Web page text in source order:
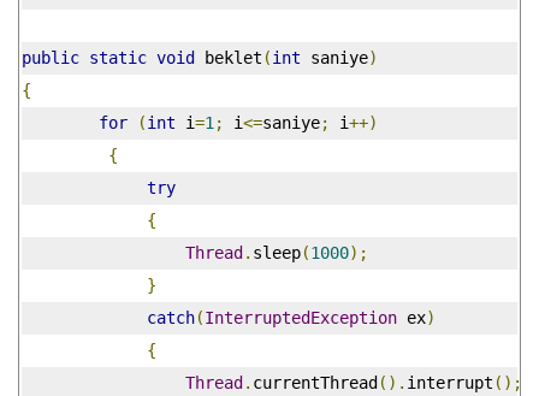
public static void beklet (int saniye)
{
for
(int i=1; i<=saniye; i++)
{
try
{
Thread . sleep(1000);
}
catch(InterruptedException ex)
{
Thread . currentThread (). interrupt ();